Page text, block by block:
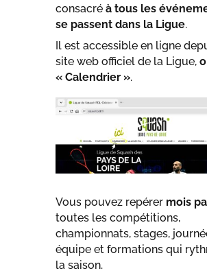
consacré à tous les
se passent dans la Ligue.
Il est accessible en ligne
site web officiel de la Ligue,
« Calendrier ».
Vous pouvez repérer mois
toutes les compétitions,
championnats, stages,
équipe et formations qui
la saison.